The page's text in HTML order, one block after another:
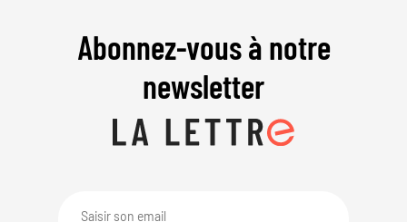
Abonnez-vous à notre
newsletter